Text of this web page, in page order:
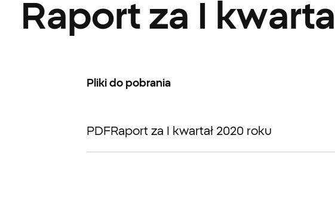
Raport za I
Pliki do pobrania
PDFRaport za I kwartał 2020 roku